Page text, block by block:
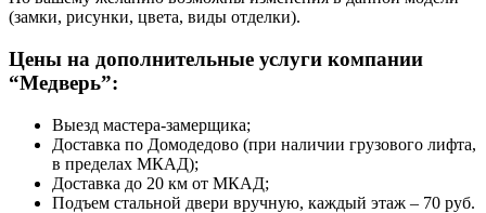
(замки, рисунки, цвета, виды отделки).
Цены на дополнительные услуги компании
“Медверь”:
Выезд мастера-замерщика;
Доставка по Домодедово (при наличии грузового лифта,
в пределах МКАД);
Доставка до 20 км от МКАД;
Подъем стальной двери вручную, каждый этаж – 70 руб.